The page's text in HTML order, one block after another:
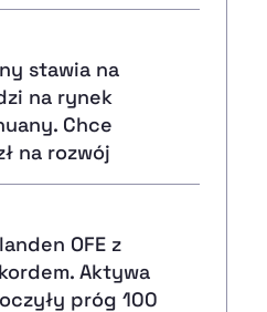
stawia na
na rynek
Chce
na rozwój
OFE z
Aktywa
próg 100